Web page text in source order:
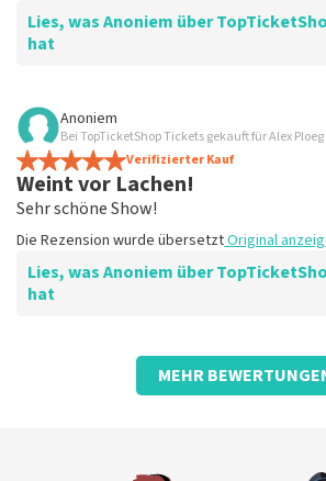
Lies, was Anoniem über
hat
Bewertung von Anoniem über
Gut, alles lief reibungslos.
Die Rezension wurde übersetzt
Anoniem
Bei TopTicketShop Tickets gekauft für Alex
Verifizierter Kauf
Weint vor Lachen!
Sehr schöne Show!
Die Rezension wurde übersetztOriginal
Lies, was Anoniem über
hat
Bewertung von Anoniem über
Gipfeltreffen
MEHR